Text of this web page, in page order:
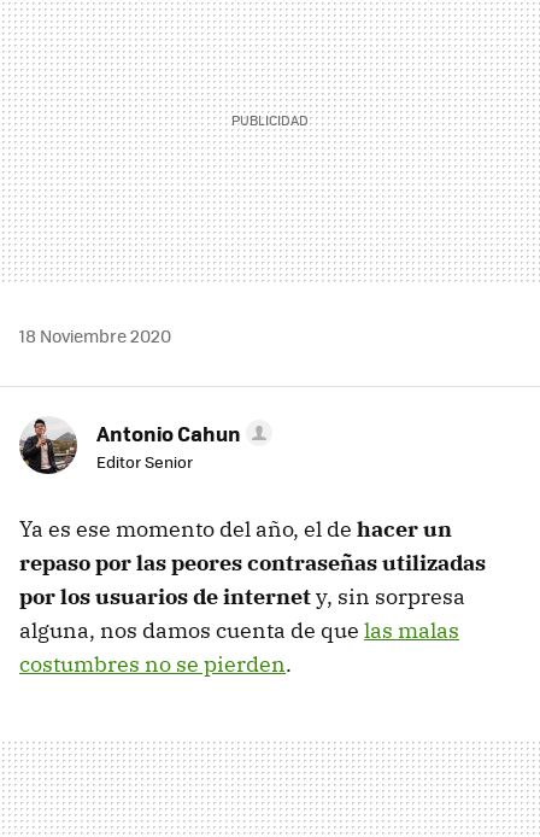
18 Noviembre 2020
Antonio Cahun
Editor Senior
Ya es ese momento del año, el de hacer un
repaso por las peores contraseñas utilizadas
por los usuarios de internety, sin sorpresa
alguna, nos damos cuenta de que las malas
costumbres no se pierden.